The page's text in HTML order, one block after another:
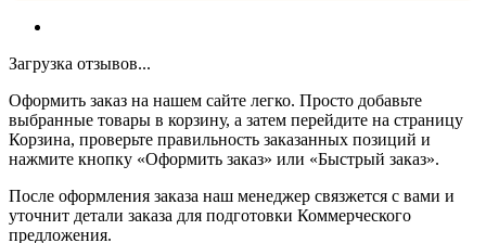
Загрузка отзывов...
Оформить заказ на нашем сайте легко. Просто добавьте
выбранные товары в корзину, а затем перейдите на страницу
Корзина, проверьте правильность заказанных позиций и
нажмите кнопку «Оформить заказ» или «Быстрый заказ».
После оформления заказа наш менеджер связжется с вами и
уточнит детали заказа для подготовки Коммерческого
предложения.